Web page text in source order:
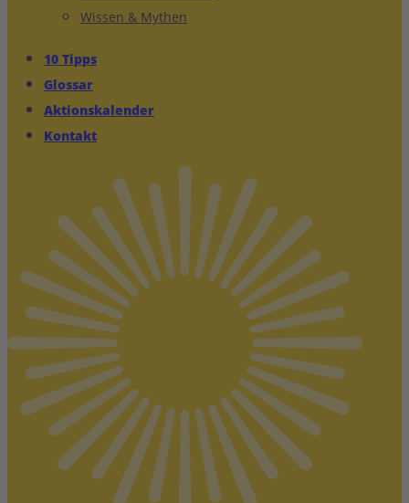
Wissen & Mythen
10 Tipps
Glossar
Aktionskalender
Kontakt